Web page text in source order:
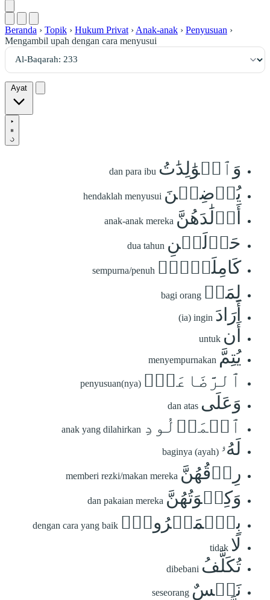
Beranda › Topik › Hukum Privat › Anak-anak › Penyusuan ›
Mengambil upah dengan cara menyusui
Ayat
وَٱلۡوَٰلِدَٰتُ dan para ibu
يُرۡضِعۡنَ hendaklah menyusui
أَوۡلَٰدَهُنَّ anak-anak mereka
حَوۡلَيۡنِ dua tahun
كَامِلَيۡنِۖ sempurna/penuh
لِمَنۡ bagi orang
أَرَادَ (ia) ingin
أَن untuk
يُتِمَّ menyempurnakan
ٱلرَّضَاعَةَۚ penyusuan(nya)
وَعَلَى dan atas
ٱلۡمَوۡلُودِ anak yang dilahirkan
لَهُۥ baginya (ayah)
رِزۡقُهُنَّ memberi rezki/makan mereka
وَكِسۡوَتُهُنَّ dan pakaian mereka
بِٱلۡمَعۡرُوفِۚ dengan cara yang baik
لَا tidak
تُكَلَّفُ dibebani
نَفۡسٌ seseorang